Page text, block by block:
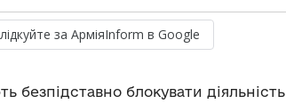
за АрміяInform в Google
блокувати діяльність